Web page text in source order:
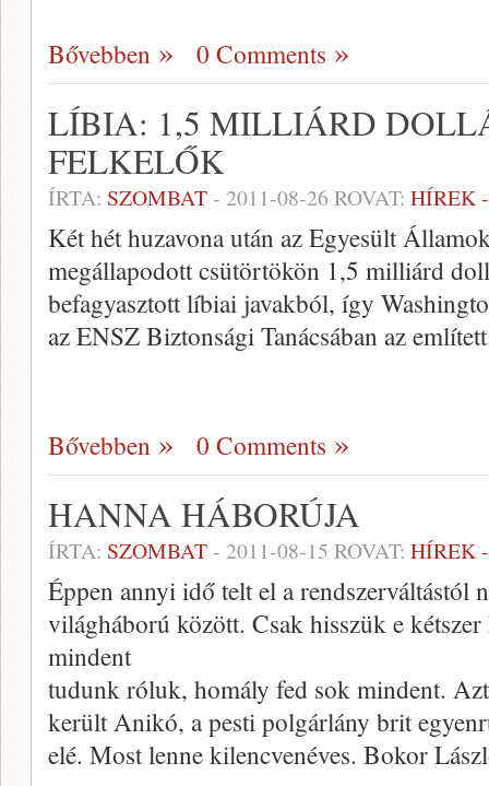
Bővebben 0 Comments
LÍBIA: 1,5 MILLIÁRD
FELKELŐK
ÍRTA: SZOMBAT- 2011-08-26 ROVAT: HÍREK
Két hét huzavona után az Egyesült
megállapodott csütörtökön 1,5 milliárd
befagyasztott líbiai javakból, így
az ENSZ Biztonsági Tanácsában az
Bővebben 0 Comments
HANNA HÁBORÚJA
ÍRTA: SZOMBAT- 2011-08-15 ROVAT: HÍREK
Éppen annyi idő telt el a rendszerváltástól
világháború között. Csak hisszük e
mindent
tudunk róluk, homály fed sok mindent.
került Anikó, a pesti polgárlány brit
elé. Most lenne kilencvenéves. Bokor